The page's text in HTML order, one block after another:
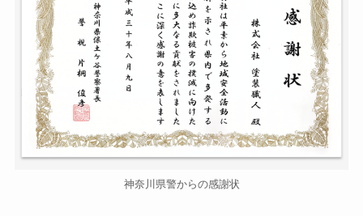
神奈川県警からの感謝状